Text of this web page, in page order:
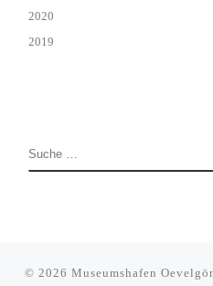
2020
2019
SUCHE
© 2026 Museumshafen